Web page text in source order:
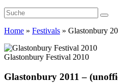
Home » Festivals » Glastonbury
Glastonbury Festival 2010
Glastonbury 2011 –